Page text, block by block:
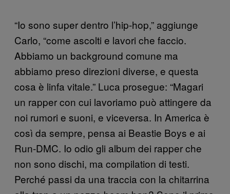
“Io sono super dentro l’hip-hop,” aggiunge
Carlo, “come ascolti e lavori che faccio.
Abbiamo un background comune ma
abbiamo preso direzioni diverse, e questa
cosa è linfa vitale.” Luca prosegue: “Magari
un rapper con cui lavoriamo può attingere da
noi rumori e suoni, e viceversa. In America è
così da sempre, pensa ai Beastie Boys e ai
Run-DMC. Io odio gli album dei rapper che
non sono dischi, ma compilation di testi.
Perché passi da una traccia con la chitarrina